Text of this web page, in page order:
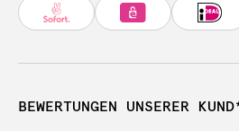
BEWERTUNGEN UNSERER